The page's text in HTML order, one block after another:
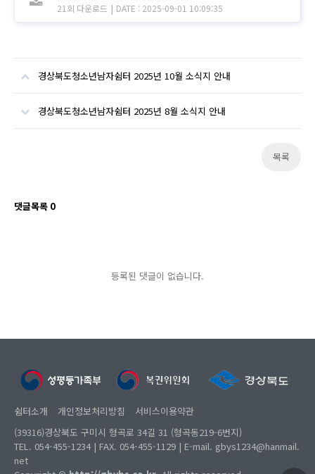
21회 다운로드 | DATE : 2025-09-01 10:09:35
경상북도청소년남자쉼터 2025년 10월 소식지 안내
경상북도청소년남자쉼터 2025년 8월 소식지 안내
목록
댓글목록 0
등록된 댓글이 없습니다.
쉼터소개 개인정보처리방침
서비스이용약관
(39316)경상북도 구미시 형곡로 34길 31 (형곡동219-6번지)
TEL. 054-455-1234 | FAX. 054-455-1129 | E-mail. gbys1234@hanmail.
net